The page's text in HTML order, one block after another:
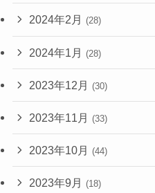
2024年2月 (28)
2024年1月 (28)
2023年12月 (30)
2023年11月 (33)
2023年10月 (44)
2023年9月 (18)